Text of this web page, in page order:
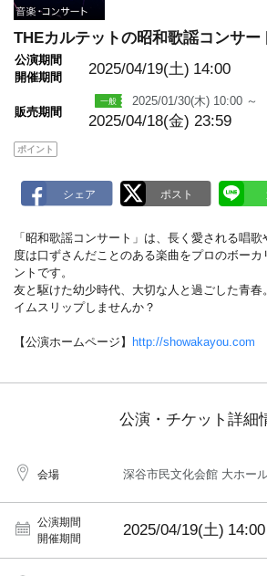
a
r
THEカルテットの昭和歌謡コンサー
公演期間
開催期間
2025/04/19(土) 14:00
販売期間
2025/01/30(木) 10:00 ～
2025/04/18(金) 23:59
ポイント
「昭和歌謡コンサート」は、長く愛される唱
度は口ずさんだことのある楽曲をプロのボー
ントです。
友と駆けた幼少時代、大切な人と過ごした青春
イムスリップしませんか？
【公演ホームページ】 http://showakayou.com
公演・チケット詳細
会場 深谷市民文化会館 大ホー
公演期間
開催期間
2025/04/19(土) 14:00